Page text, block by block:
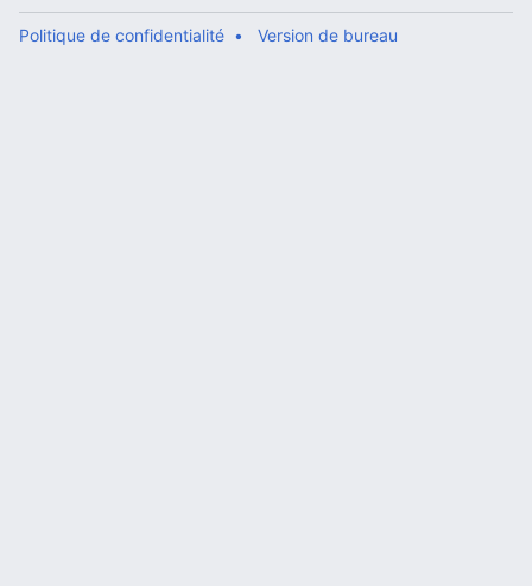
Politique de confidentialité Version de bureau